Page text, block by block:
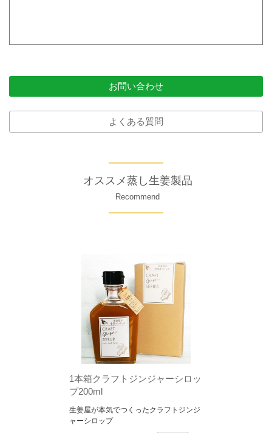
お問い合わせ
よくある質問
オススメ蒸し生姜製品
Recommend
1本箱クラフトジンジャーシロッ
プ200ml
生姜屋が本気でつくったクラフトジンジ
ャーシロップ